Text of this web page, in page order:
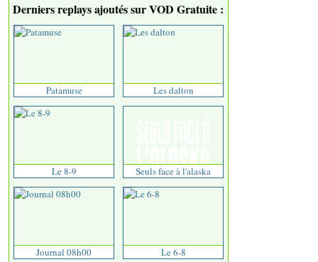
Derniers replays ajoutés sur VOD Gratuite :
Patamuse Les dalton
Le 8-9 Seuls face à l'alaska
Journal 08h00 Le 6-8